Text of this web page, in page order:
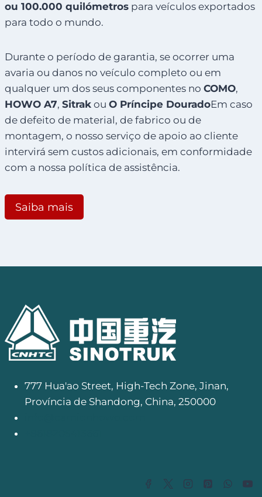
ou 100.000 quilómetros para veículos exportados
para todo o mundo.
Durante o período de garantia, se ocorrer uma
avaria ou danos no veículo completo ou em
qualquer um dos seus componentes no COMO,
HOWO A7, Sitrak ou O Príncipe DouradoEm caso
de defeito de material, de fabrico ou de
montagem, o nosso serviço de apoio ao cliente
intervirá sem custos adicionais, em conformidade
com a nossa política de assistência.
Saiba mais
777 Hua'ao Street, High-Tech Zone, Jinan,
Província de Shandong, China, 250000